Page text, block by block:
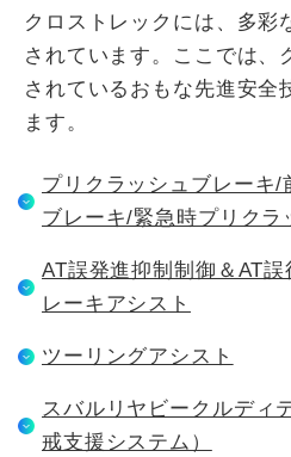
クロストレックには、多彩
されています。ここでは、
されているおもな先進安全
ます。
プリクラッシュブレーキ/
ブレーキ/緊急時プリク
AT誤発進抑制制御＆AT
レーキアシスト
ツーリングアシスト
スバルリヤビークルディ
戒支援システム）